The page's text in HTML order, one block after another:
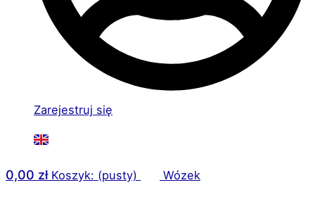
Zarejestruj się
0,00 zł Koszyk: (pusty) Wózek